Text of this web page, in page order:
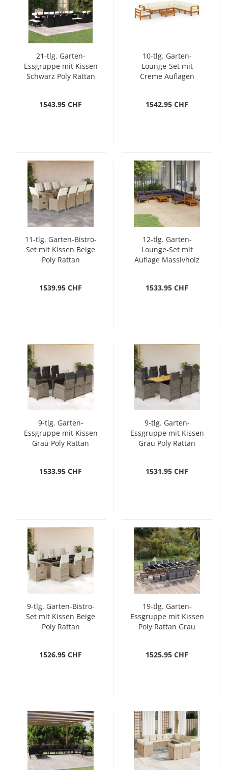
21-tlg. Garten-
Essgruppe mit Kissen
Schwarz Poly Rattan
1543.95 CHF
10-tlg. Garten-
Lounge-Set mit
Creme Auflagen
1542.95 CHF
11-tlg. Garten-Bistro-
Set mit Kissen Beige
Poly Rattan
1539.95 CHF
12-tlg. Garten-
Lounge-Set mit
Auflage Massivholz
1533.95 CHF
9-tlg. Garten-
Essgruppe mit Kissen
Grau Poly Rattan
1533.95 CHF
9-tlg. Garten-
Essgruppe mit Kissen
Grau Poly Rattan
1531.95 CHF
9-tlg. Garten-Bistro-
Set mit Kissen Beige
Poly Rattan
1526.95 CHF
19-tlg. Garten-
Essgruppe mit Kissen
Poly Rattan Grau
1525.95 CHF